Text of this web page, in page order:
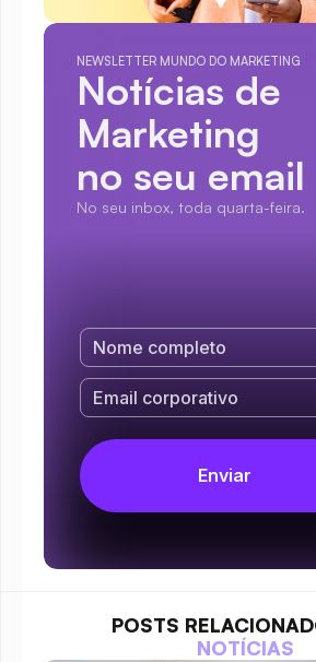
NEWSLETTER MUNDO DO MARKETING
Notícias de
Marketing
no seu email
No seu inbox, toda quarta-feira.
POSTS
NOTÍCIAS